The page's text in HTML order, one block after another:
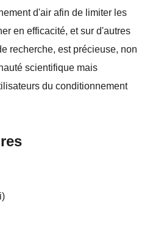
d'air afin de limiter les
en efficacité, et sur d'autres
recherche, est précieuse, non
scientifique mais
du conditionnement